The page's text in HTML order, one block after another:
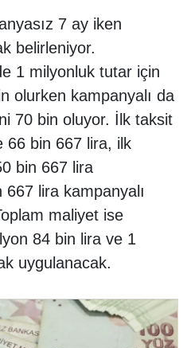
7 ay iken
belirleniyor.
1 milyonluk tutar için
olurken kampanyalı da
70 bin oluyor. İlk taksit
66 bin 667 lira, ilk
bin 667 lira
lira kampanyalı
maliyet ise
84 bin lira ve 1
uygulanacak.